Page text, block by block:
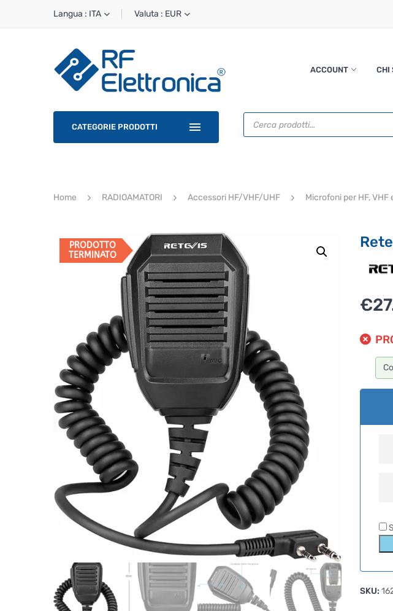
Langua : ITA Valuta : EUR
ACCOUNT CHI
CATEGORIE PRODOTTI
Ricerca
prodotti
Home RADIOAMATORI Accessori HF/VHF/UHF Microfoni per HF, VHF
PRODOTTO
TERMINATO
€
SKU: